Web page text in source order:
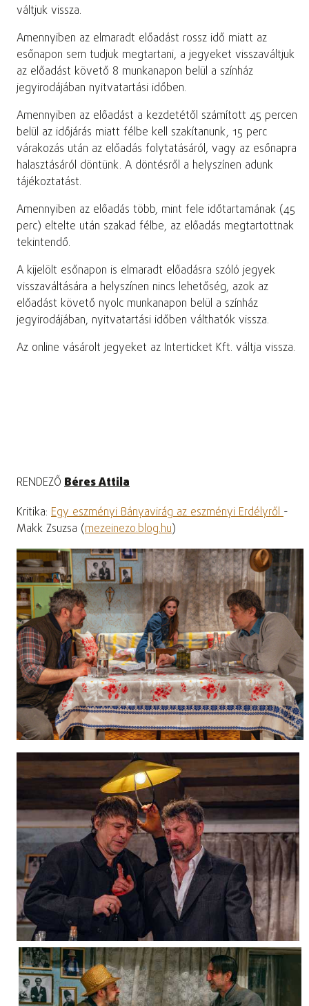
váltjuk vissza.
Amennyiben az elmaradt előadást rossz idő miatt az
esőnapon sem tudjuk megtartani, a jegyeket visszaváltjuk
az előadást követő 8 munkanapon belül a színház
jegyirodájában nyitvatartási időben.
Amennyiben az előadást a kezdetétől számított 45 percen
belül az időjárás miatt félbe kell szakítanunk, 15 perc
várakozás után az előadás folytatásáról, vagy az esőnapra
halasztásáról döntünk. A döntésről a helyszínen adunk
tájékoztatást.
Amennyiben az előadás több, mint fele időtartamának (45
perc) eltelte után szakad félbe, az előadás megtartottnak
tekintendő.
A kijelölt esőnapon is elmaradt előadásra szóló jegyek
visszaváltására a helyszínen nincs lehetőség, azok az
előadást követő nyolc munkanapon belül a színház
jegyirodájában, nyitvatartási időben válthatók vissza.
Az online vásárolt jegyeket az Interticket Kft. váltja vissza.
RENDEZŐ Béres Attila
Kritika: Egy eszményi Bányavirág az eszményi Erdélyről-
Makk Zsuzsa (mezeinezo.blog.hu)